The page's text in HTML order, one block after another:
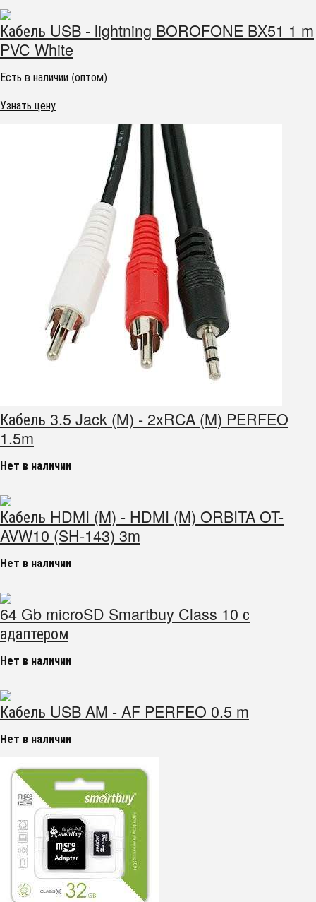
Кабель USB - lightning BOROFONE BX51 1 m
PVC White
Есть в наличии (оптом)
Узнать цену
Кабель 3.5 Jack (M) - 2xRCA (M) PERFEO
1.5m
Нет в наличии
Кабель HDMI (M) - HDMI (M) ORBITA OT-
AVW10 (SH-143) 3m
Нет в наличии
64 Gb microSD Smartbuy Class 10 с
адаптером
Нет в наличии
Кабель USB AM - AF PERFEO 0.5 m
Нет в наличии